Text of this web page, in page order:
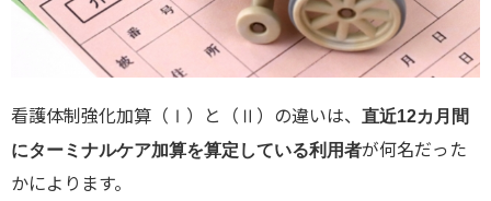
看護体制強化加算（Ⅰ）と（Ⅱ）の違いは、 直近12カ月間
にターミナルケア加算を算定している利用者が何名だった
かによります。